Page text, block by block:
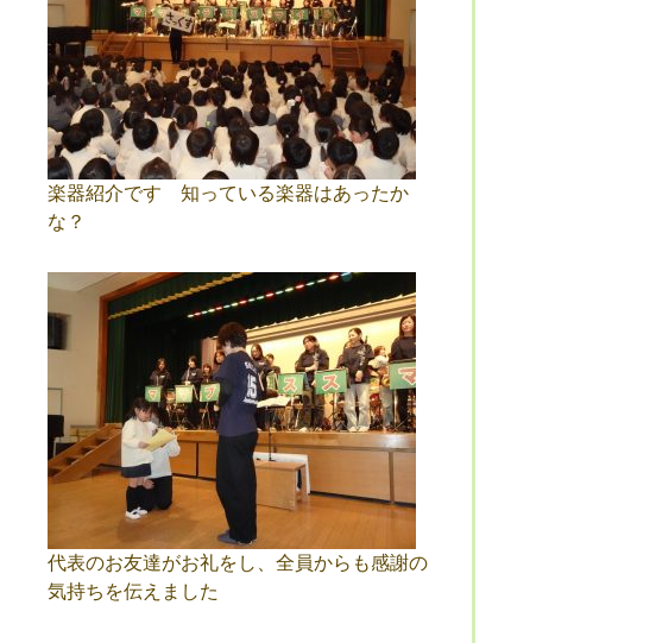
楽器紹介です 知っている楽器はあったか
な？
代表のお友達がお礼をし、全員からも感謝の
気持ちを伝えました